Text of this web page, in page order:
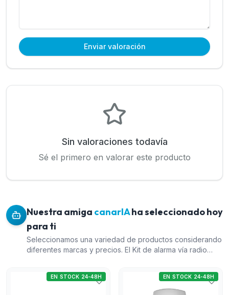
Enviar valoración
Sin valoraciones todavía
Sé el primero en valorar este producto
Nuestra amiga canarIAha seleccionado hoy
para ti
Seleccionamos una variedad de productos considerando
diferentes marcas y precios. El Kit de alarma vía radio
que lo hace muy versátil. El pack de 10 detectores
Pyronix ofrece una buena relación calidad-precio ideal
para cubrir varias áreas. El Kit U-Prox MP WiFi S negro
EN STOCK 24-48H EN STOCK 24-48H